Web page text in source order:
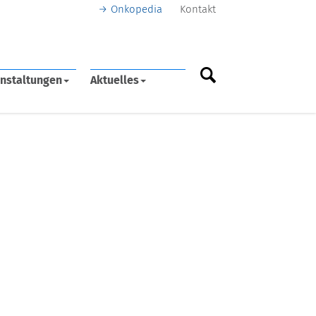
Onkopedia Kontakt
Aktuelles